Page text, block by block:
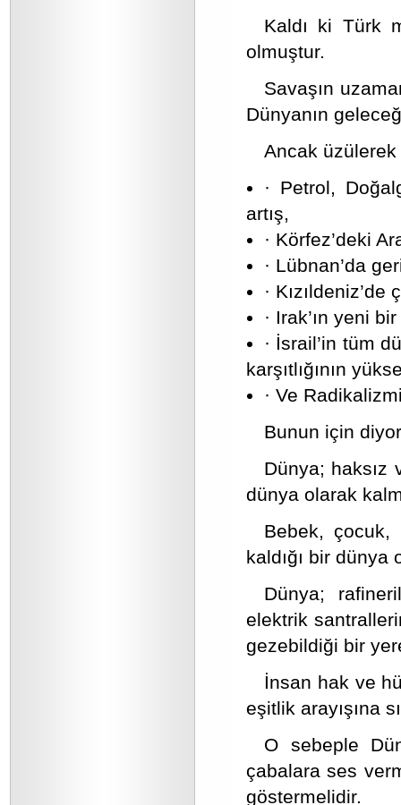
Kaldı ki Türk
olmuştur.
Savaşın
Dünyanın
Ancak üzülerek
· Petrol,
artış,
· Körfez’deki
· Lübnan’da
·
· Irak’ın yeni
· İsrail’in tüm
karşıtlığının
· Ve
Bunun için
Dünya; haksız
dünya olarak
Bebek, çocuk,
kaldığı bir dünya
Dünya;
elektrik
gezebildiği bir
İnsan hak ve
eşitlik arayışına
O sebeple
çabalara ses
göstermelidir.